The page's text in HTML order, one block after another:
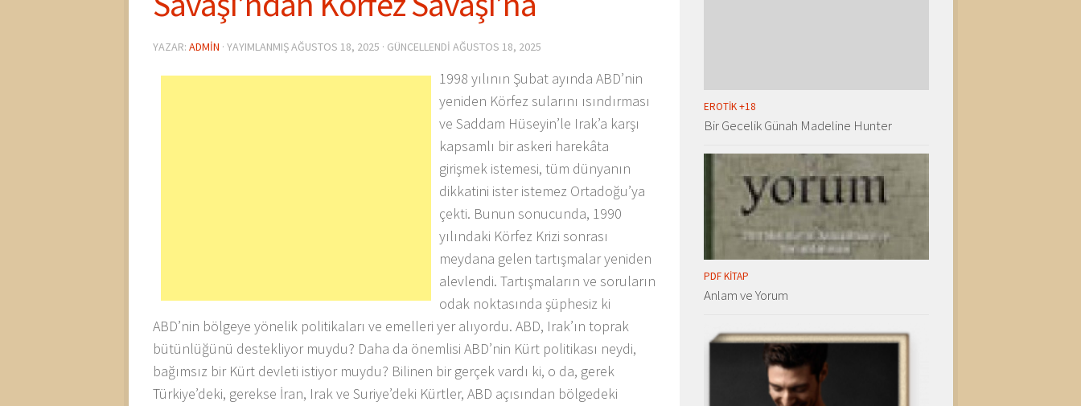
YAZAR: ADMIN · YAYIMLANMIŞAĞUSTOS 18, 2025 · GÜNCELLENDI AĞUSTOS 18, 2025
1998 yılının Şubat ayında ABD’nin
yeniden Körfez sularını ısındırması
ve Saddam Hüseyin’le Irak’a karşı
kapsamlı bir askeri harekâta
girişmek istemesi, tüm dünyanın
dikkatini ister istemez Ortadoğu’ya
çekti. Bunun sonucunda, 1990
yılındaki Körfez Krizi sonrası
meydana gelen tartışmalar yeniden
alevlendi. Tartışmaların ve soruların
odak noktasında şüphesiz ki
ABD’nin bölgeye yönelik politikaları ve emelleri yer alıyordu. ABD, Irak’ın toprak
bütünlüğünü destekliyor muydu? Daha da önemlisi ABD’nin Kürt politikası neydi,
bağımsız bir Kürt devleti istiyor muydu? Bilinen bir gerçek vardı ki, o da, gerek
Türkiye’deki, gerekse İran, Irak ve Suriye’deki Kürtler, ABD açısından bölgedeki
EROTIK +18
Bir Gecelik Günah Madeline Hunter
PDF KITAP
Anlam ve Yorum